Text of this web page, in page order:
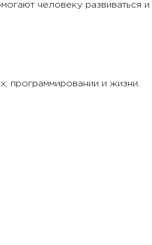
человеку развиваться и
программировании и жизни.